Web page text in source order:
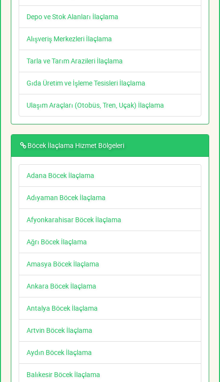
Depo ve Stok Alanları İlaçlama
Alışveriş Merkezleri İlaçlama
Tarla ve Tarım Arazileri İlaçlama
Gıda Üretim ve İşleme Tesisleri İlaçlama
Ulaşım Araçları (Otobüs, Tren, Uçak) İlaçlama
Böcek İlaçlama Hizmet Bölgeleri
Adana Böcek İlaçlama
Adıyaman Böcek İlaçlama
Afyonkarahisar Böcek İlaçlama
Ağrı Böcek İlaçlama
Amasya Böcek İlaçlama
Ankara Böcek İlaçlama
Antalya Böcek İlaçlama
Artvin Böcek İlaçlama
Aydın Böcek İlaçlama
Balıkesir Böcek İlaçlama